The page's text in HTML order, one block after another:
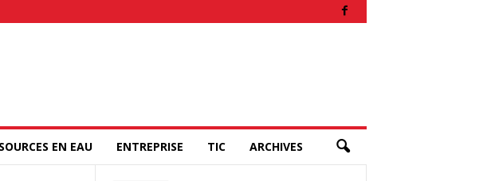
EN EAU ENTREPRISE TIC ARCHIVES